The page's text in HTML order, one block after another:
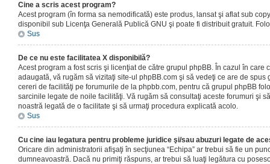
Cine a scris acest program?
Acest program (în forma sa nemodificată) este produs, lansat şi aflat sub
disponibil sub Licenţa Generală Publică GNU şi poate fi distribuit gratuit.
Sus
De ce nu este facilitatea X disponibilă?
Acest program a fost scris şi licenţiat de către grupul phpBB. În cazul în care
adaugată, vă rugăm să vizitaţi site-ul phpBB.com şi să vedeţi ce are de
cereri de facilităţi pe forumurile de la phpbb.com, pentru că grupul phpBB
sarcinile legate de noile facilităţi. Vă rugăm să consultaţi aceste forumuri şi
noastră legată de o facilitate şi să urmaţi procedura explicată acolo.
Sus
Cu cine iau legatura pentru probleme juridice şi/sau abuzuri legate de
Oricare din administratorii afişaţi în secţiunea “Echipa” ar trebui să fie un
dumneavoastră. Dacă nu primiţi răspuns, ar trebui să luaţi legătura cu